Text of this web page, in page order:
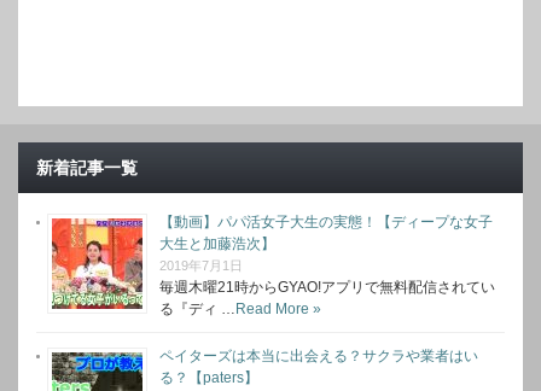
新着記事一覧
【動画】パパ活女子大生の実態！【ディープな女子
大生と加藤浩次】
2019年7月1日
毎週木曜21時からGYAO!アプリで無料配信されてい
る『ディ … Read More »
ペイターズは本当に出会える？サクラや業者はい
る？【paters】